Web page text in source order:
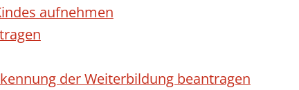
aufnehmen
der Weiterbildung beantragen